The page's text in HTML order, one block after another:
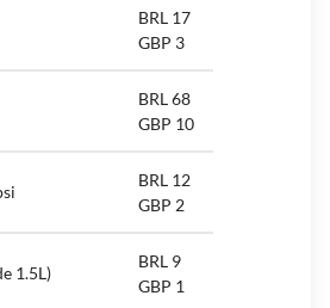
BRL 17
GBP 3
BRL 68
GBP 10
BRL 12
GBP 2
1.5L)
BRL 9
GBP 1